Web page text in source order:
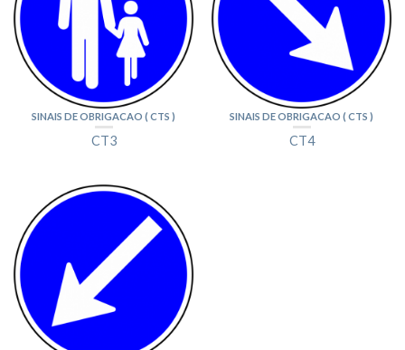
SINAIS DE OBRIGACAO ( CTS )
CT3
SINAIS DE OBRIGACAO ( CTS )
CT4